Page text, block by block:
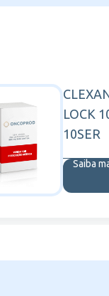
LOCK
10SER
Saiba